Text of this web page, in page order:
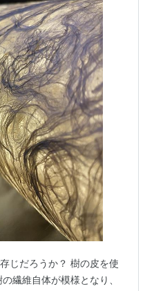
じだろうか？ 樹の皮を使
繊維自体が模様となり、